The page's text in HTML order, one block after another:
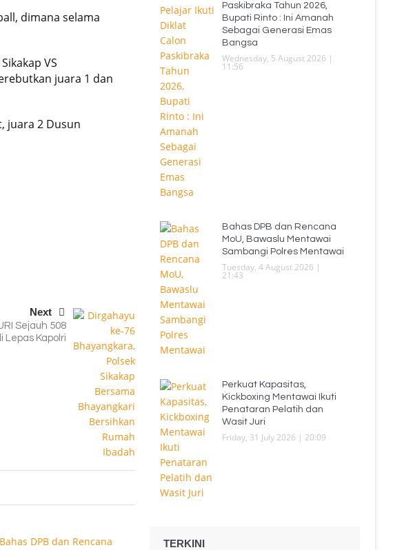
dimana selama
VS
juara 1 dan
juara 2 Dusun
Next
Sejauh 508
Lepas Kapolri
Paskibraka Tahun 2026,
Bupati Rinto : Ini Amanah
Sebagai Generasi Emas
Bangsa
Wednesday, 5 August 2026 |
11:56
Bahas DPB dan Rencana
MoU, Bawaslu Mentawai
Sambangi Polres Mentawai
Tuesday, 4 August 2026 |
21:43
Perkuat Kapasitas,
Kickboxing Mentawai Ikuti
Penataran Pelatih dan
Wasit Juri
Friday, 31 July 2026 | 20:09
TERKINI